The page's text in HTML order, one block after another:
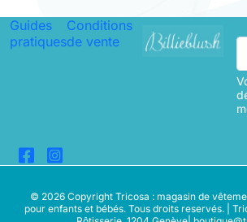
Guides
pratiques
Conditions
de vente
© 2026 Copyright Tricosa : magasin de
pour enfants et bébés. Tous droits reservés. |